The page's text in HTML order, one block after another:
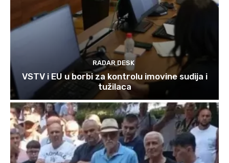
RADAR DESK
VSTV i EU u borbi za kontrolu imovine sudija i
tužilaca